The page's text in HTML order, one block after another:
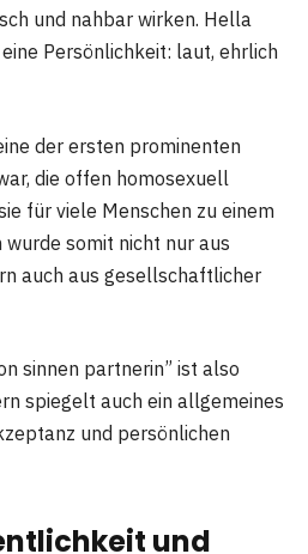
und nahbar wirken. Hella
Persönlichkeit: laut, ehrlich
der ersten prominenten
die offen homosexuell
für viele Menschen zu einem
somit nicht nur aus
auch aus gesellschaftlicher
sinnen partnerin” ist also
spiegelt auch ein allgemeines
und persönlichen
und